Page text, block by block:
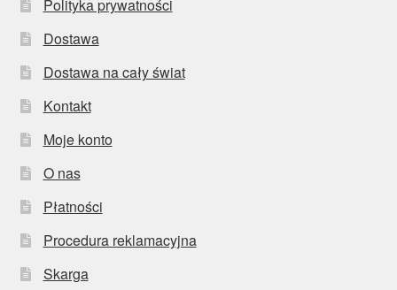
Polityka prywatności
Dostawa
Dostawa na cały świat
Kontakt
Moje konto
O nas
Płatności
Procedura reklamacyjna
Skarga